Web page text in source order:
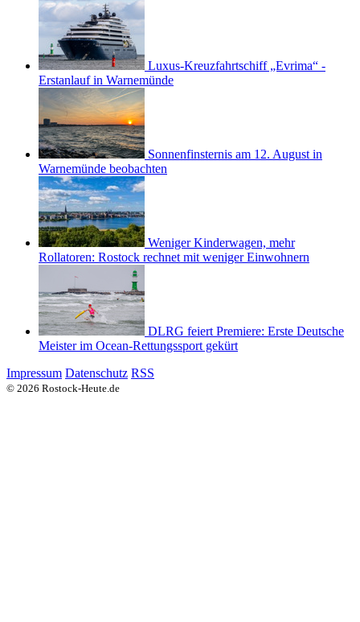
Luxus-Kreuzfahrtschiff „Evrima“ -
Erstanlauf in Warnemünde
Sonnenfinsternis am 12. August in
Warnemünde beobachten
Weniger Kinderwagen, mehr
Rollatoren: Rostock rechnet mit weniger Einwohnern
DLRG feiert Premiere: Erste Deutsche
Meister im Ocean-Rettungssport gekürt
Impressum Datenschutz RSS
© 2026 Rostock-Heute.de